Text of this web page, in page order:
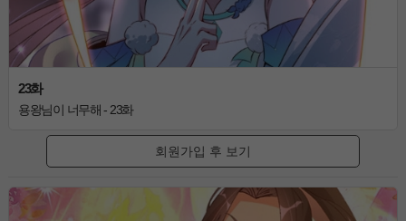
23화
용왕님이 너무해 - 23화
회원가입 후 보기